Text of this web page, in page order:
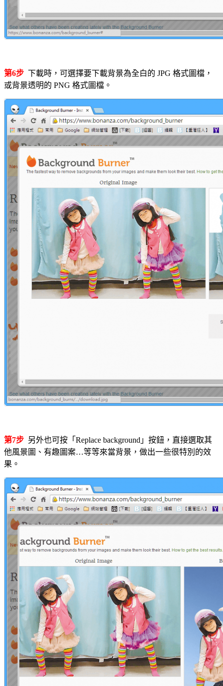
第6步 下載時，可選擇要下載背景為全白的 JPG 格式圖檔，
或背景透明的 PNG 格式圖檔。
第7步 另外也可按「Replace background」按鈕，直接選取其
他風景圖、有趣圖案…等等來當背景，做出一些很特別的效
果。